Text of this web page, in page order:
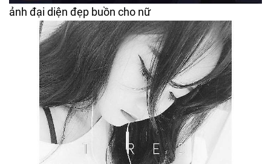
ảnh đại diện đẹp buồn cho nữ